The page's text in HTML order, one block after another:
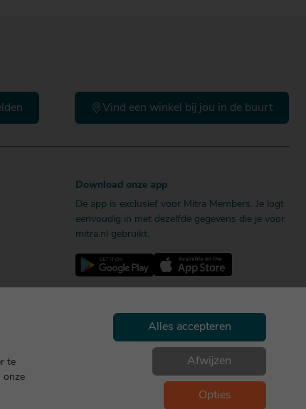
Vind een winkel bij jou in de buurt
Download onze app
De app is exclusief voor Mitra Members. Je logt
eenvoudig in met dezelfde gegevens die je voor
mitra.nl gebruikt.
Geniet, maar drink met mate. Geen 18 geen alcohol
te
onze
Alles accepteren
Afwijzen
Opties